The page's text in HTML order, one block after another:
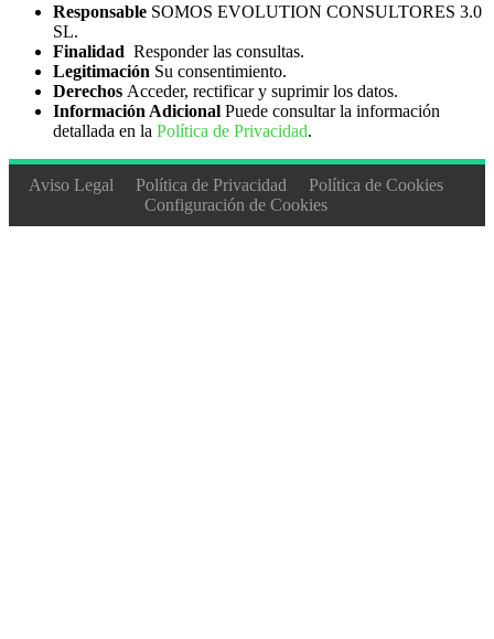
Responsable SOMOS EVOLUTION CONSULTORES 3.0
SL.
Finalidad Responder las consultas.
Legitimación Su consentimiento.
Derechos Acceder, rectificar y suprimir los datos.
Información Adicional Puede consultar la información
detallada en la Política de Privacidad.
Aviso Legal Política de Privacidad
Política de Cookies
Configuración de Cookies